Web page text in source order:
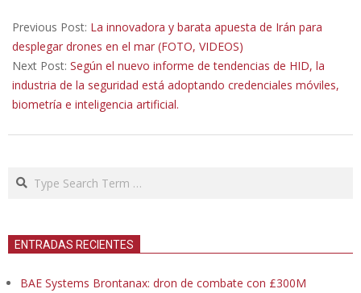
02-
18
Previous Post: La innovadora y barata apuesta de Irán para
desplegar drones en el mar (FOTO, VIDEOS)
Next Post: Según el nuevo informe de tendencias de HID, la
industria de la seguridad está adoptando credenciales móviles,
biometría e inteligencia artificial.
Search
ENTRADAS RECIENTES
BAE Systems Brontanax: dron de combate con £300M